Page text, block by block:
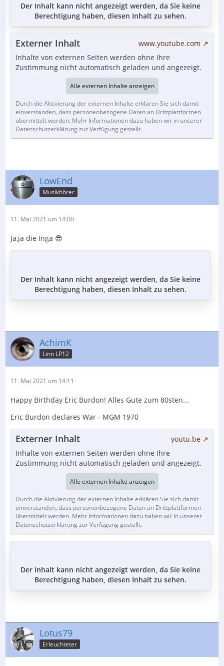
Der Inhalt kann nicht angezeigt werden, da Sie keine
Berechtigung haben, diesen Inhalt zu sehen.
Externer Inhalt
www.youtube.com
Inhalte von externen Seiten werden ohne Ihre
Zustimmung nicht automatisch geladen und angezeigt.
Alle externen Inhalte anzeigen
Durch die Aktivierung der externen Inhalte erklären Sie sich damit
einverstanden, dass personenbezogene Daten an Drittplattformen
übermittelt werden. Mehr Informationen dazu haben wir in unserer
Datenschutzerklärung zur Verfügung gestellt.
LowEnd
Musikhörer
11. Mai 2021 um 14:00
Ja,ja die Inga 😎
Der Inhalt kann nicht angezeigt werden, da Sie keine
Berechtigung haben, diesen Inhalt zu sehen.
AchimK
Linn LP12
11. Mai 2021 um 14:11
Happy Birthday Eric Burdon! Alles Gute zum 80sten...
Eric Burdon declares War - MGM 1970
Externer Inhalt
youtu.be
Inhalte von externen Seiten werden ohne Ihre
Zustimmung nicht automatisch geladen und angezeigt.
Alle externen Inhalte anzeigen
Durch die Aktivierung der externen Inhalte erklären Sie sich damit
einverstanden, dass personenbezogene Daten an Drittplattformen
übermittelt werden. Mehr Informationen dazu haben wir in unserer
Datenschutzerklärung zur Verfügung gestellt.
Der Inhalt kann nicht angezeigt werden, da Sie keine
Berechtigung haben, diesen Inhalt zu sehen.
Lotus79
Erleuchteter